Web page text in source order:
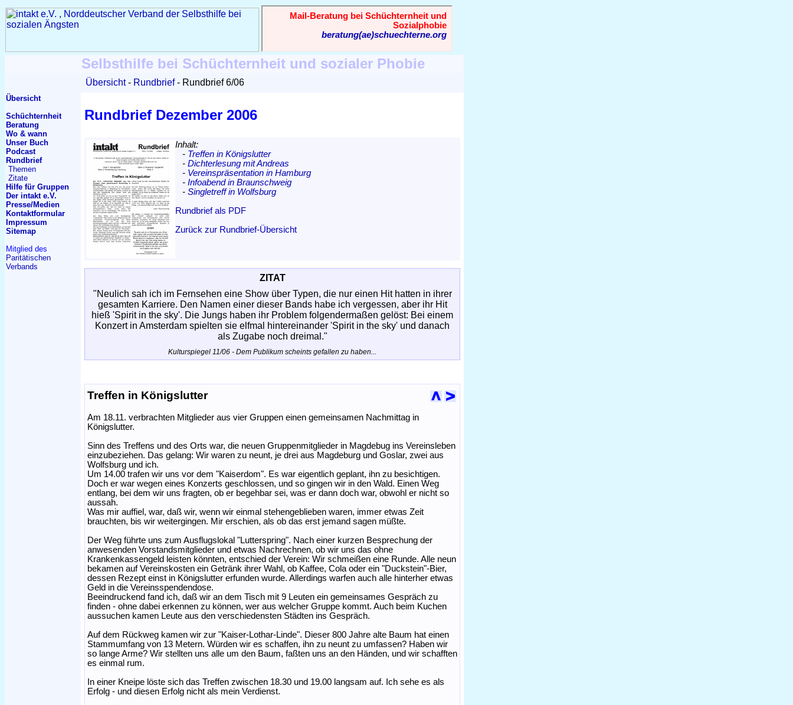
Selbsthilfe bei Schüchternheit und sozialer Phobie
Übersicht Rundbrief Rundbrief 6/06
Übersicht
Schüchternheit
Beratung
Wo & wann
Unser Buch
Podcast
Rundbrief
Themen
Zitate
Hilfe für Gruppen
Der intakt e.V.
Presse/Medien
Kontaktformular
Impressum
Sitemap
Mitglied des
Paritätischen
Verbands
Rundbrief Dezember 2006
Inhalt:
- Treffen in Königslutter
- Dichterlesung mit Andreas
- Vereinspräsentation in Hamburg
- Infoabend in Braunschweig
- Singletreff in Wolfsburg
Rundbrief als PDF
Zurück zur Rundbrief-Übersicht
ZITAT
"Neulich sah ich im Fernsehen eine Show über Typen, die nur einen Hit hatten in ihrer
gesamten Karriere. Den Namen einer dieser Bands habe ich vergessen, aber ihr Hit
hieß 'Spirit in the sky'. Die Jungs haben ihr Problem folgendermaßen gelöst: Bei einem
Konzert in Amsterdam spielten sie elfmal hintereinander 'Spirit in the sky' und danach
als Zugabe noch dreimal."
Kulturspiegel 11/06 - Dem Publikum scheints gefallen zu haben...
Treffen in Königslutter
Am 18.11. verbrachten Mitglieder aus vier Gruppen einen gemeinsamen Nachmittag in
Königslutter.
Sinn des Treffens und des Orts war, die neuen Gruppenmitglieder in Magdebug ins Vereinsleben
einzubeziehen. Das gelang: Wir waren zu neunt, je drei aus Magdeburg und Goslar, zwei aus
Wolfsburg und ich.
Um 14.00 trafen wir uns vor dem "Kaiserdom". Es war eigentlich geplant, ihn zu besichtigen.
Doch er war wegen eines Konzerts geschlossen, und so gingen wir in den Wald. Einen Weg
entlang, bei dem wir uns fragten, ob er begehbar sei, was er dann doch war, obwohl er nicht so
aussah.
Was mir auffiel, war, daß wir, wenn wir einmal stehengeblieben waren, immer etwas Zeit
brauchten, bis wir weitergingen. Mir erschien, als ob das erst jemand sagen müßte.
Der Weg führte uns zum Ausflugslokal "Lutterspring". Nach einer kurzen Besprechung der
anwesenden Vorstandsmitglieder und etwas Nachrechnen, ob wir uns das ohne
Krankenkassengeld leisten könnten, entschied der Verein: Wir schmeißen eine Runde. Alle neun
bekamen auf Vereinskosten ein Getränk ihrer Wahl, ob Kaffee, Cola oder ein "Duckstein"-Bier,
dessen Rezept einst in Königslutter erfunden wurde. Allerdings warfen auch alle hinterher etwas
Geld in die Vereinsspendendose.
Beeindruckend fand ich, daß wir an dem Tisch mit 9 Leuten ein gemeinsames Gespräch zu
finden - ohne dabei erkennen zu können, wer aus welcher Gruppe kommt. Auch beim Kuchen
aussuchen kamen Leute aus den verschiedensten Städten ins Gespräch.
Auf dem Rückweg kamen wir zur "Kaiser-Lothar-Linde". Dieser 800 Jahre alte Baum hat einen
Stammumfang von 13 Metern. Würden wir es schaffen, ihn zu neunt zu umfassen? Haben wir
so lange Arme? Wir stellten uns alle um den Baum, faßten uns an den Händen, und wir schafften
es einmal rum.
In einer Kneipe löste sich das Treffen zwischen 18.30 und 19.00 langsam auf. Ich sehe es als
Erfolg - und diesen Erfolg nicht als mein Verdienst.